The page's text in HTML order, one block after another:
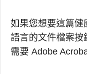
如果您想要這篇健
語言的文件檔案按
需要 Adobe